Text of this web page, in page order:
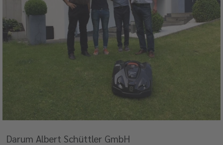
Darum Albert Schüttler GmbH